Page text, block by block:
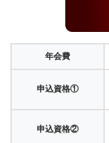
年会費
申込資格①
申込資格②